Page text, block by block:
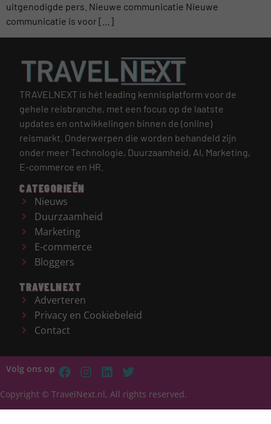
uitgenodigde pers. Nieuwe communicatie Nieuwe
communicatie is voor […]
TRAVELNEXT is hét leading kennisplatform voor de
gehele reisbranche, met een focus op de laatste
updates en ontwikkelingen binnen de (online)
reismarkt. Onderwerpen die worden behandeld zijn
onder meer Technologie, Duurzaamheid, AI, Marketing,
E-commerce en HR.
CATEGORIEËN
Nieuws
Duurzaamheid
Marketing
E-commerce
Bloggers
TRAVELNEXT
Adverteren
Privacy en Cookiebeleid
Contact
Volg ons op
Copyright © TravelNext.nl, All rights reserved.